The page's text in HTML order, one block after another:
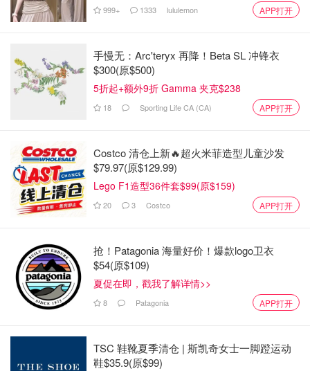
脾虚反而会加重寒气，因此可以将薏米炒一下，大大减少寒
性。
999+ 1333 lululemon APP打开
手慢无：Arc'teryx 再降！Beta SL 冲锋衣
$300(原$500)
5折起+额外9折 Gamma 夹克$238
18 Sporting Life CA (CA) APP打开
Costco 清仓上新🔥超火米菲造型儿童沙发
$79.97(原$129.99)
Lego F1造型36件套$99(原$159)
20 3 Costco APP打开
抢！Patagonia 海量好价！爆款logo卫衣
$54(原$109)
夏促在即，戳我了解详情>>
8 Patagonia APP打开
TSC 鞋靴夏季清仓 | 斯凯奇女士一脚蹬运动
鞋$35.9(原$99)